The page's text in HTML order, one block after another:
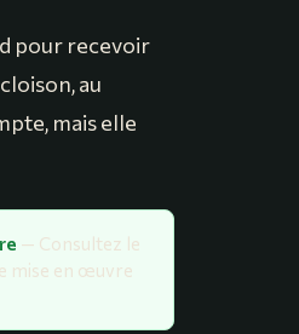
pour recevoir
au
mais elle
— Consultez le
mise en œuvre